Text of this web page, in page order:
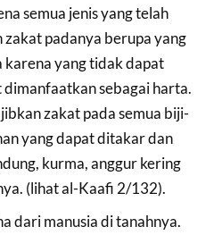
semua jenis yang telah
padanya berupa yang
karena yang tidak dapat
sebagai harta.
zakat pada semua biji-
yang dapat ditakar dan
kurma, anggur kering
(lihat al-Kaafi 2/132).
dari manusia di tanahnya.